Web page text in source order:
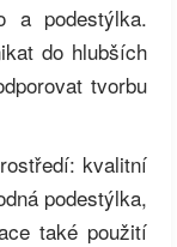
a podestýlka.
do hlubších
tvorbu
kvalitní
podestýlka,
také použití